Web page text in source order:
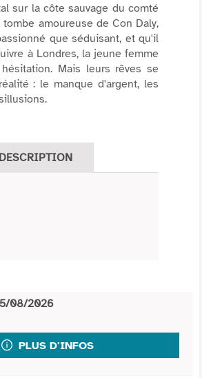
sur la côte sauvage du comté
amoureuse de Con Daly,
que séduisant, et qu'il
à Londres, la jeune femme
Mais leurs rêves se
: le manque d'argent, les
DESCRIPTION
08/2026
PLUS D'INFOS